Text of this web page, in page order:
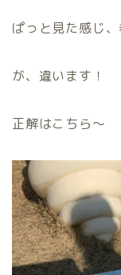
ぱっと見た感じ
が、違います！
正解はこちら〜